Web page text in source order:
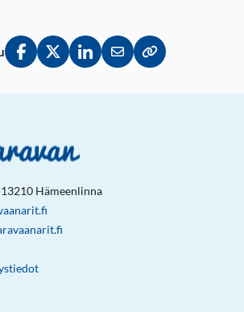
Jaa Facebookissa
Jaa Twitterissä
Jaa LinkedInissä
Jaa sähköpostitse
Kopioi linkki
Hämeenlinna